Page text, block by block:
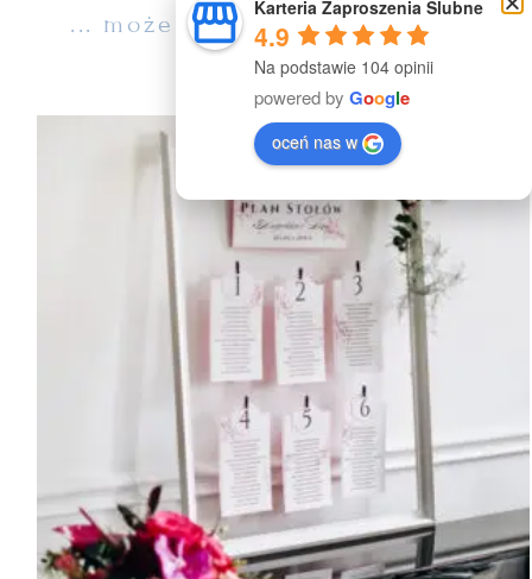
... może Cię zainteresować ...
Karteria Zaproszenia Ślubne
4.9
Na podstawie 104 opinii
powered by Google
oceń nas w